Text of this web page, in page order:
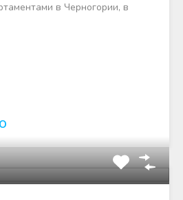
в Черногории, в